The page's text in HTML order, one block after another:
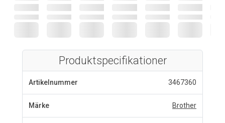
Produktspecifikationer
Artikelnummer 3467360
Märke Brother